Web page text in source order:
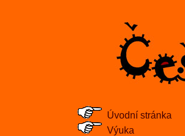
Úvodní stránka
Výuka